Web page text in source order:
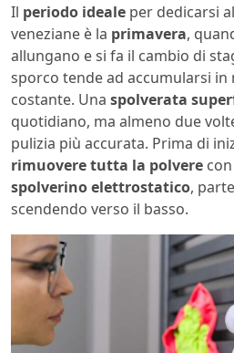
Il periodo ideale per dedicarsi
veneziane è la primavera,
allungano e si fa il cambio di
sporco tende ad accumularsi in
costante. Una spolverata
quotidiano, ma almeno due
pulizia più accurata. Prima di
rimuovere tutta la polvere
spolverino elettrostatico,
scendendo verso il basso.